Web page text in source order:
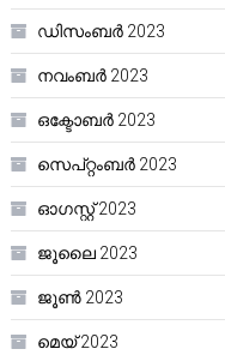
ഡിസംബർ 2023
നവംബർ 2023
ഒക്ടോബർ 2023
സെപ്റ്റംബർ 2023
ഓഗസ്റ്റ്‌ 2023
ജൂലൈ 2023
ജൂൺ 2023
മെയ്‌ 2023